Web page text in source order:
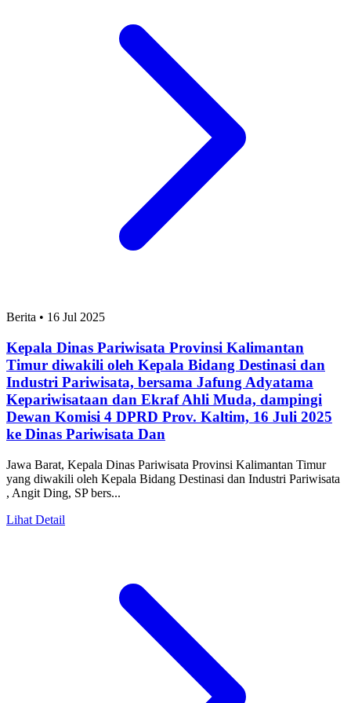
Berita • 16 Jul 2025
Kepala Dinas Pariwisata Provinsi Kalimantan
Timur diwakili oleh Kepala Bidang Destinasi dan
Industri Pariwisata, bersama Jafung Adyatama
Kepariwisataan dan Ekraf Ahli Muda, dampingi
Dewan Komisi 4 DPRD Prov. Kaltim, 16 Juli 2025
ke Dinas Pariwisata Dan
Jawa Barat, Kepala Dinas Pariwisata Provinsi Kalimantan Timur
yang diwakili oleh Kepala Bidang Destinasi dan Industri Pariwisata
, Angit Ding, SP bers...
Lihat Detail